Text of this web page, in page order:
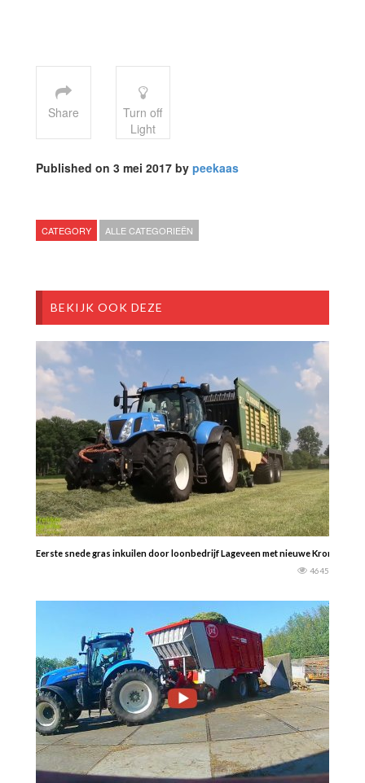
Share
Turn off
Light
Published on 3 mei 2017 by peekaas
CATEGORY ALLE CATEGORIEËN
BEKIJK OOK DEZE
Eerste snede gras inkuilen door loonbedrijf Lageveen met nieuwe Krone
4645